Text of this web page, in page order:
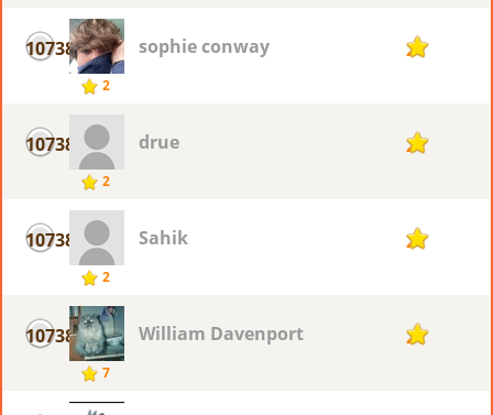
10738
2
sophie conway 2
10738
2
drue 2
10738
2
Sahik 2
10738
7
William Davenport 2